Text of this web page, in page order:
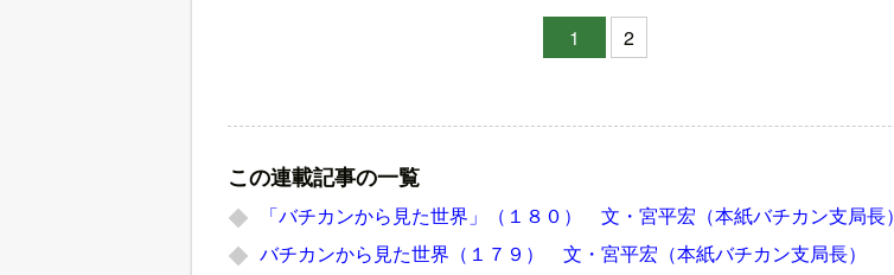
1
2
この連載記事の一覧
「バチカンから見た世界」（１８０） 文・宮平宏（本紙バチカン支局長）
バチカンから見た世界（１７９） 文・宮平宏（本紙バチカン支局長）